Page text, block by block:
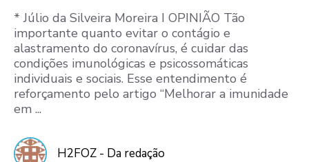
* Júlio da Silveira Moreira I OPINIÃO Tão
importante quanto evitar o contágio e
alastramento do coronavírus, é cuidar das
condições imunológicas e psicossomáticas
individuais e sociais. Esse entendimento é
reforçamento pelo artigo “Melhorar a imunidade
em ...
H2FOZ - Da redação